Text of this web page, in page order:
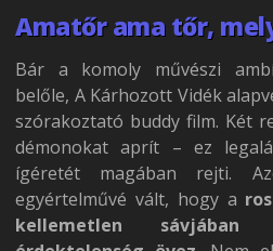
Amatőr ama tőr,
Bár a komoly művészi
belőle, A Kárhozott Vidék
szórakoztató buddy film. Két
démonokat aprít – ez
ígéretét magában rejti.
egyértelművé vált, hogy a
kellemetlen sávjában